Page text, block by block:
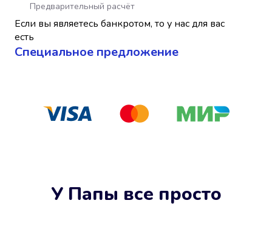
Если вы являетесь банкротом, то у нас для вас
есть
Cпециальное предложение
Предварительный расчёт
У Папы все просто